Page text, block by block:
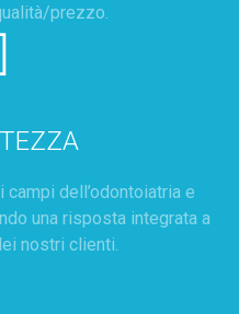
prezzo.
dell’odontoiatria e
una risposta integrata a
nostri clienti.